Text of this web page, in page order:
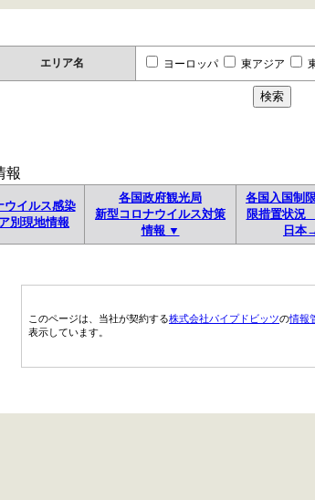
エリア名 ヨーロッパ 東アジア
報
ウイルス感染
別現地情報
各国政府観光局
新型コロナウイルス対策
情報 ▼
各国入国制
限措置状況
日本
このページは、当社が契約する株式会社パイプドビッツの情報
表示しています。